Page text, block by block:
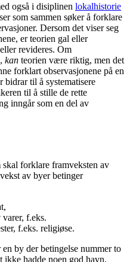
også i disiplinen lokalhistorie
som sammen søker å forklare
Dersom det viser seg
er teorien gal eller
revideres. Om
kan teorien være riktig, men det
forklart observasjonene på en
bidrar til å systematisere
til å stille de rette
inngår som en del av
forklare framveksten av
av byer betinger
f.eks.
f.eks. religiøse.
by der betingelse nummer to
ikke hadde noen god havn.